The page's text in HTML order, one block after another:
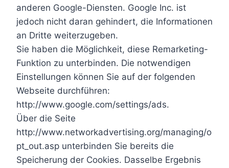
anderen Google-Diensten. Google Inc. ist
jedoch nicht daran gehindert, die Informationen
an Dritte weiterzugeben.
Sie haben die Möglichkeit, diese Remarketing-
Funktion zu unterbinden. Die notwendigen
Einstellungen können Sie auf der folgenden
Webseite durchführen:
http://www.google.com/settings/ads.
Über die Seite
http://www.networkadvertising.org/managing/o
pt_out.asp unterbinden Sie bereits die
Speicherung der Cookies. Dasselbe Ergebnis